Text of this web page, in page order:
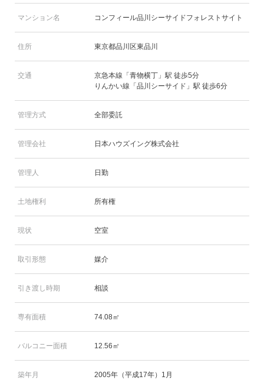
マンション名 コンフィール品川シーサイドフォレストサイト
住所 東京都品川区東品川
交通
京急本線「青物横丁」駅 徒歩5分
りんかい線「品川シーサイド」駅 徒歩6分
管理方式 全部委託
管理会社 日本ハウズイング株式会社
管理人 日勤
土地権利 所有権
現状 空室
取引形態 媒介
引き渡し時期 相談
専有面積 74.08㎡
バルコニー面積 12.56㎡
築年月 2005年（平成17年）1月